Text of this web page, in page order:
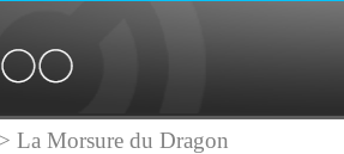
> La Morsure du Dragon